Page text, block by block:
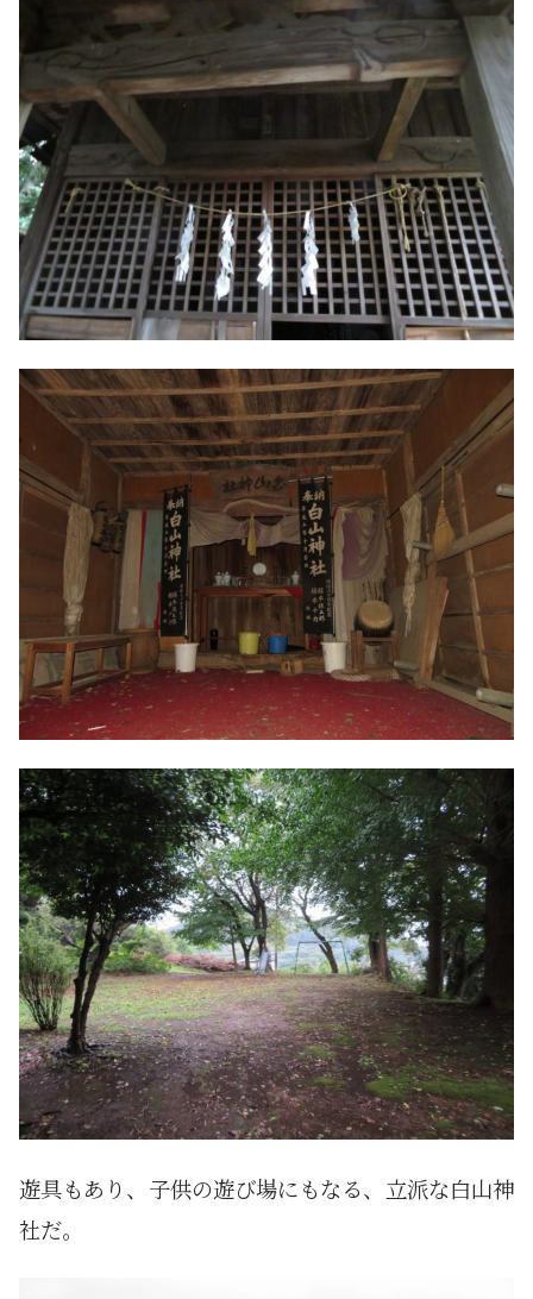
遊具もあり、子供の遊び場にもなる、立派な白山神
社だ。